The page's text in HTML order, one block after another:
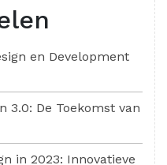
en Development
3.0: De Toekomst van
in 2023: Innovatieve